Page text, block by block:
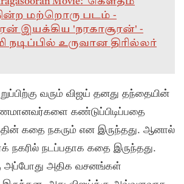
Movie: கௌதம்
மற்றொரு படம் -
இயக்கிய 'நரகாசூரன்' -
நடிப்பில் உருவான திரில்லர்
வரும் விஜய் தனது தந்தையின்
கண்டுப்பிடிப்பதை
கதை நகரும் என இருந்தது. ஆனால்
நகரில் நடப்பதாக கதை இருந்தது.
அப்போது அதிக வசனங்கள்